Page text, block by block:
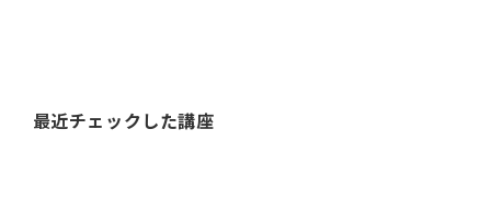
最近チェックした講座